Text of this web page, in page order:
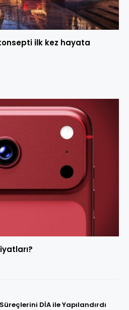
ilk kez hayata
Süreçlerini DİA ile Yapılandırdı